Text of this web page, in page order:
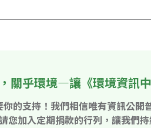
關乎環境—讓《環境資訊
你的支持！我們相信唯有資訊公
您加入定期捐款的行列，讓我們